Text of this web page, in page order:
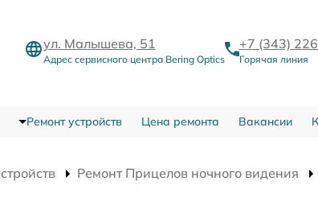
ул. Малышева, 51
Адрес сервисного центра Bering Optics
+7 (343)
Горячая линия
Ремонт устройств Цена ремонта Вакансии
Ремонт Прицелов ночного видения